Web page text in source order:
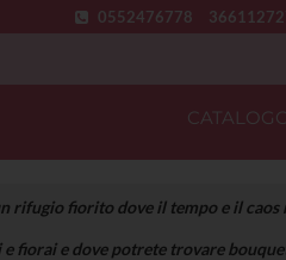
0552476778
rifugio fiorito dove il tempo e il caos
fiorai e dove potrete trovare